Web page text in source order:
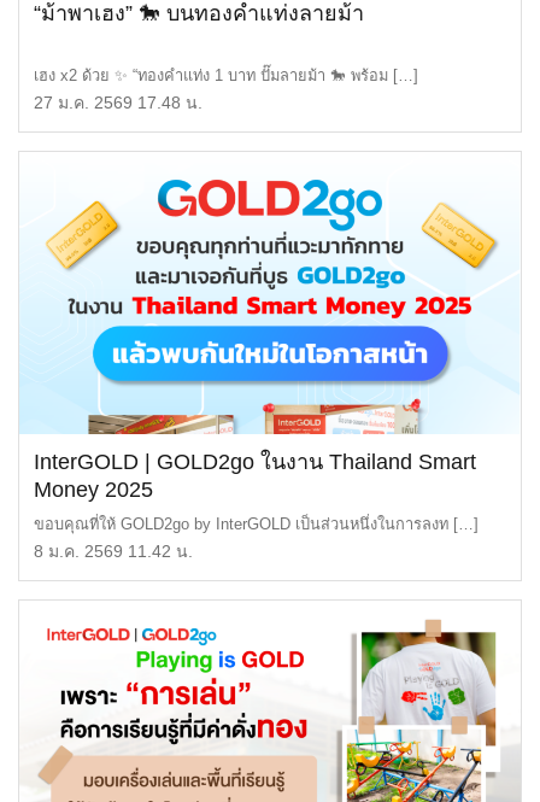
“ม้าพาเฮง” 🐎 บนทองคำแท่งลายม้า
เฮง x2 ด้วย ✨ “ทองคำแท่ง 1 บาท ปั๊มลายม้า 🐎 พร้อม […]
27 ม.ค. 2569 17.48 น.
InterGOLD | GOLD2go ในงาน Thailand Smart
Money 2025
ขอบคุณที่ให้ GOLD2go by InterGOLD เป็นส่วนหนึ่งในการลงท […]
8 ม.ค. 2569 11.42 น.